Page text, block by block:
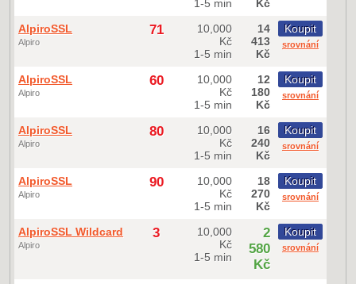
1-5 min
Kč
AlpiroSSL
Alpiro
71
10,000
Kč
1-5 min
14
413
Kč
Koupit
srovnání
AlpiroSSL
Alpiro
60
10,000
Kč
1-5 min
12
180
Kč
Koupit
srovnání
AlpiroSSL
Alpiro
80
10,000
Kč
1-5 min
16
240
Kč
Koupit
srovnání
AlpiroSSL
Alpiro
90
10,000
Kč
1-5 min
18
270
Kč
Koupit
srovnání
AlpiroSSL Wildcard
Alpiro
3
10,000
Kč
1-5 min
2
580
Kč
Koupit
srovnání